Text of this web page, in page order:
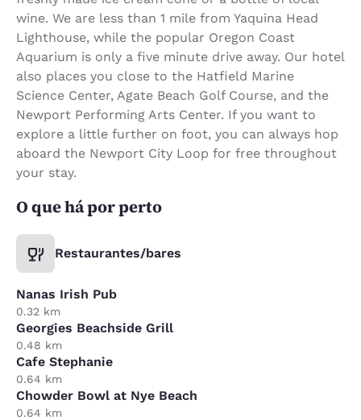
wine. We are less than 1 mile from Yaquina Head
Lighthouse, while the popular Oregon Coast
Aquarium is only a five minute drive away. Our hotel
also places you close to the Hatfield Marine
Science Center, Agate Beach Golf Course, and the
Newport Performing Arts Center. If you want to
explore a little further on foot, you can always hop
aboard the Newport City Loop for free throughout
your stay.
O que há por perto
Restaurantes/bares
Nanas Irish Pub
0.32 km
Georgies Beachside Grill
0.48 km
Cafe Stephanie
0.64 km
Chowder Bowl at Nye Beach
0.64 km